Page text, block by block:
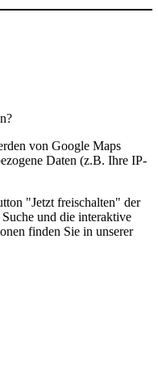
von Google Maps
Daten (z.B. Ihre IP-
"Jetzt freischalten" der
und die interaktive
finden Sie in unserer